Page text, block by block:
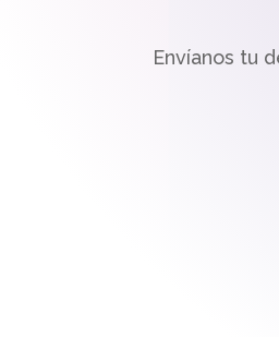
Envíanos tu